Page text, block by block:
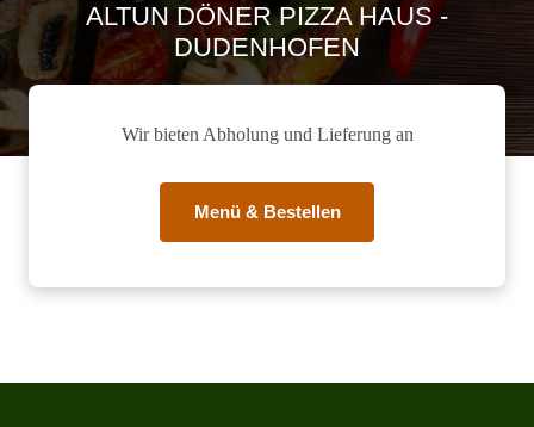
ALTUN DÖNER PIZZA HAUS -
DUDENHOFEN
Wir bieten Abholung und Lieferung an
Menü & Bestellen